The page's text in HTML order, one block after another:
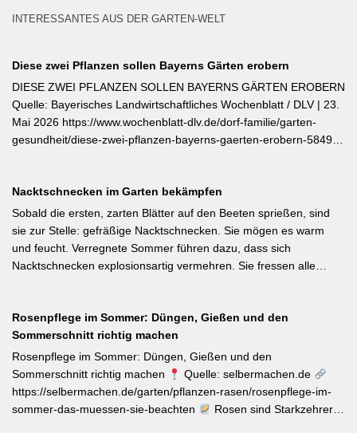
INTERESSANTES AUS DER GARTEN-WELT
Diese zwei Pflanzen sollen Bayerns Gärten erobern
DIESE ZWEI PFLANZEN SOLLEN BAYERNS GÄRTEN EROBERN
Quelle: Bayerisches Landwirtschaftliches Wochenblatt / DLV | 23.
Mai 2026 https://www.wochenblatt-dlv.de/dorf-familie/garten-
gesundheit/diese-zwei-pflanzen-bayerns-gaerten-erobern-584991
gemusterten Blüten, die ohne Ausputzen von Frühsommer bis
Herbst reich blüht und sich hervorragend für Balkonkästen und
Ampeln eignet. Die Bayerische Genusspflanze des Jahres 2026
ist die Erdbeere ‚Lilly Waldberry‘, die durch ihr intensiv
waldbeererinnerndes Aroma überzeugt und ab Juni durchgehend
bayerische Gärtnereien erhältlich. Wer auf regional empfohlene
Pflanzen setzen möchte, liegt mit diesen beiden Sorten für Balkon
und Nutzgarten genau richtig.
Nacktschnecken im Garten bekämpfen
Sobald die ersten, zarten Blätter auf den Beeten sprießen, sind
sie zur Stelle: gefräßige Nacktschnecken. Sie mögen es warm
und feucht. Verregnete Sommer führen dazu, dass sich
Nacktschnecken explosionsartig vermehren. Sie fressen alle
hier. Weiterlesen bei MDR-Garten
Rosenpflege im Sommer: Düngen, Gießen und den
Sommerschnitt richtig machen
Rosenpflege im Sommer: Düngen, Gießen und den
Sommerschnitt richtig machen
Quelle: selbermachen.de
https://selbermachen.de/garten/pflanzen-rasen/rosenpflege-im-
sommer-das-muessen-sie-beachten
Rosen sind Starkzehrer –